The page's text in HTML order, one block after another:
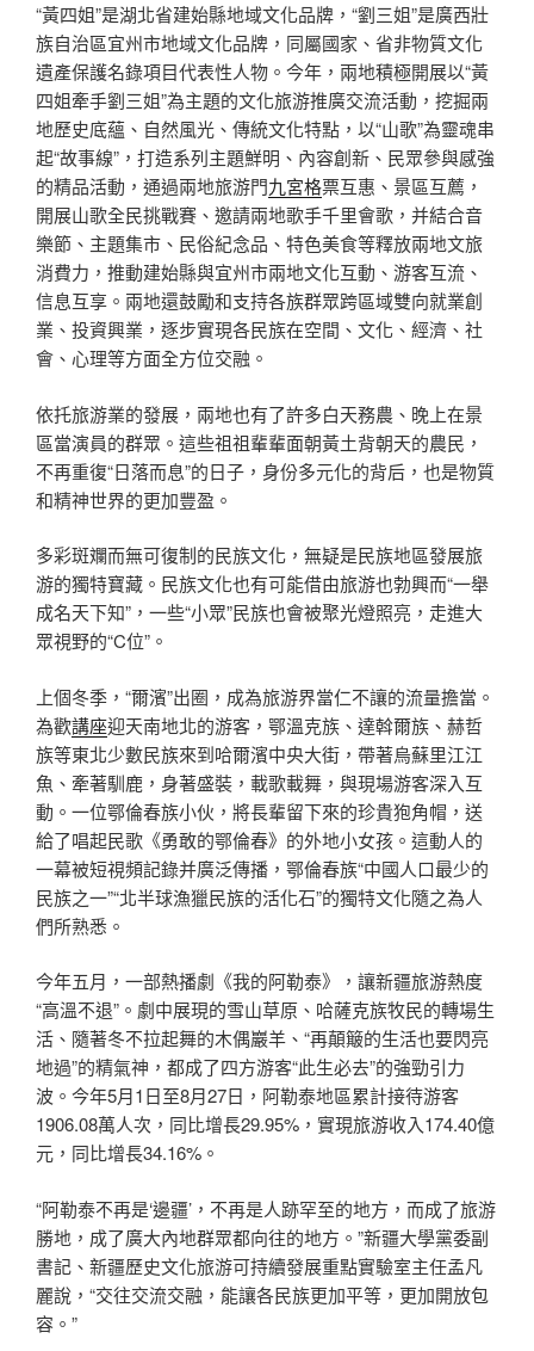
“黃四姐”是湖北省建始縣地域文化品牌，“劉三姐”是廣西壯
族自治區宜州市地域文化品牌，同屬國家、省非物質文化
遺產保護名錄項目代表性人物。今年，兩地積極開展以“黃
四姐牽手劉三姐”為主題的文化旅游推廣交流活動，挖掘兩
地歷史底蘊、自然風光、傳統文化特點，以“山歌”為靈魂串
起“故事線”，打造系列主題鮮明、內容創新、民眾參與感強
的精品活動，通過兩地旅游門九宮格票互惠、景區互薦，
開展山歌全民挑戰賽、邀請兩地歌手千里會歌，并結合音
樂節、主題集市、民俗紀念品、特色美食等釋放兩地文旅
消費力，推動建始縣與宜州市兩地文化互動、游客互流、
信息互享。兩地還鼓勵和支持各族群眾跨區域雙向就業創
業、投資興業，逐步實現各民族在空間、文化、經濟、社
會、心理等方面全方位交融。
依托旅游業的發展，兩地也有了許多白天務農、晚上在景
區當演員的群眾。這些祖祖輩輩面朝黃土背朝天的農民，
不再重復“日落而息”的日子，身份多元化的背后，也是物質
和精神世界的更加豐盈。
多彩斑斕而無可復制的民族文化，無疑是民族地區發展旅
游的獨特寶藏。民族文化也有可能借由旅游也勃興而“一舉
成名天下知”，一些“小眾”民族也會被聚光燈照亮，走進大
眾視野的“C位”。
上個冬季，“爾濱”出圈，成為旅游界當仁不讓的流量擔當。
為歡講座迎天南地北的游客，鄂溫克族、達斡爾族、赫哲
族等東北少數民族來到哈爾濱中央大街，帶著烏蘇里江江
魚、牽著馴鹿，身著盛裝，載歌載舞，與現場游客深入互
動。一位鄂倫春族小伙，將長輩留下來的珍貴狍角帽，送
給了唱起民歌《勇敢的鄂倫春》的外地小女孩。這動人的
一幕被短視頻記錄并廣泛傳播，鄂倫春族“中國人口最少的
民族之一”“北半球漁獵民族的活化石”的獨特文化隨之為人
們所熟悉。
今年五月，一部熱播劇《我的阿勒泰》，讓新疆旅游熱度
“高溫不退”。劇中展現的雪山草原、哈薩克族牧民的轉場生
活、隨著冬不拉起舞的木偶巖羊、“再顛簸的生活也要閃亮
地過”的精氣神，都成了四方游客“此生必去”的強勁引力
波。今年5月1日至8月27日，阿勒泰地區累計接待游客
1906.08萬人次，同比增長29.95%，實現旅游收入174.40億
元，同比增長34.16%。
“阿勒泰不再是‘邊疆’，不再是人跡罕至的地方，而成了旅游
勝地，成了廣大內地群眾都向往的地方。”新疆大學黨委副
書記、新疆歷史文化旅游可持續發展重點實驗室主任孟凡
麗說，“交往交流交融，能讓各民族更加平等，更加開放包
容。”